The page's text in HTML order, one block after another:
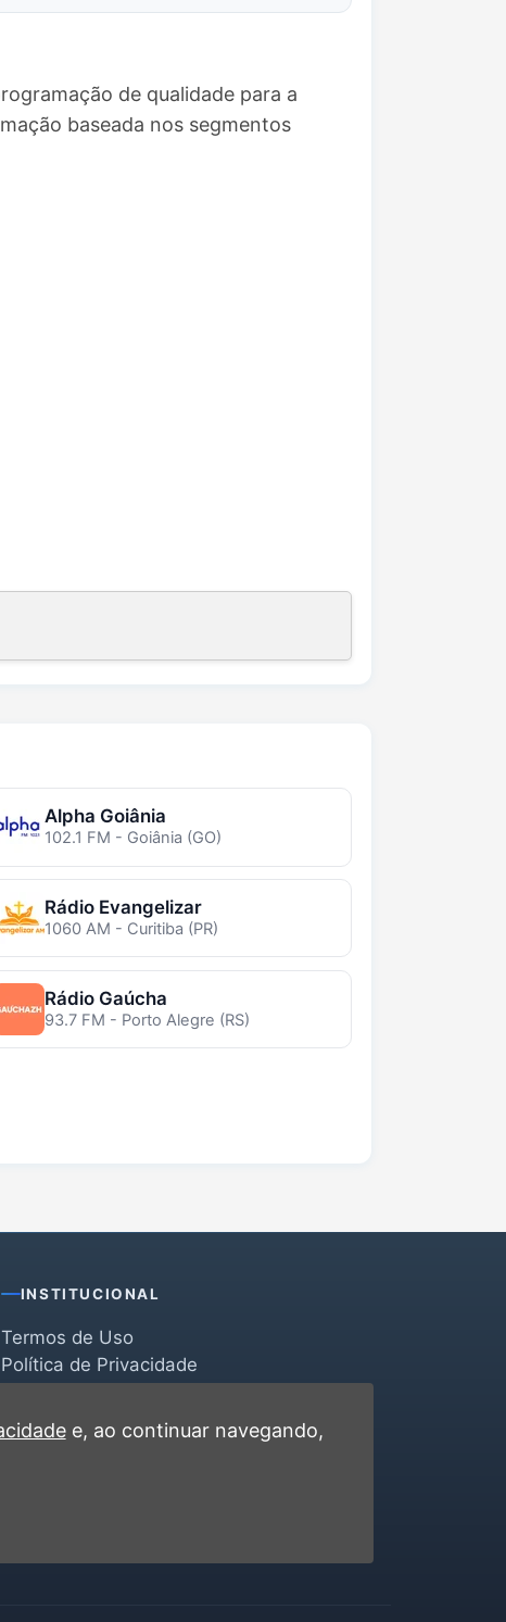
de qualidade para a
baseada nos segmentos
Alpha Goiânia
102.1 FM - Goiânia (GO)
Rádio Evangelizar
1060 AM - Curitiba (PR)
Rádio Gaúcha
93.7 FM - Porto Alegre (RS)
INSTITUCIONAL
Termos de Uso
Política de Privacidade
Contato e, ao continuar navegando,